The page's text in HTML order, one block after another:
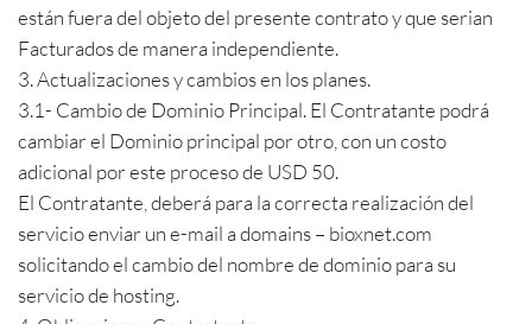
están fuera del objeto del presente contrato y que serian
Facturados de manera independiente.
3. Actualizaciones y cambios en los planes.
3.1- Cambio de Dominio Principal. El Contratante podrá
cambiar el Dominio principal por otro, con un costo
adicional por este proceso de USD 50.
El Contratante, deberá para la correcta realización del
servicio enviar un e-mail a domains – bioxnet.com
solicitando el cambio del nombre de dominio para su
servicio de hosting.